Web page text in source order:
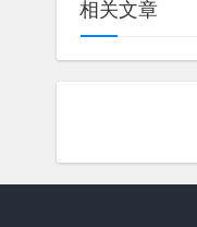
相关文章